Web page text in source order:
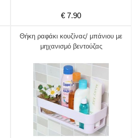
€ 7.90
Θήκη ραφάκι κουζίνας/ μπάνιου με
μηχανισμό βεντούζας